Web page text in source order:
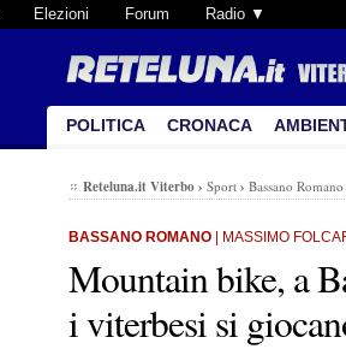
Elezioni Forum Radio ▼
POLITICA CRONACA
Reteluna.it Viterbo› Sport › Bassano Romano
BASSANO ROMANO | MASSIMO
Mountain bike, a
i viterbesi si